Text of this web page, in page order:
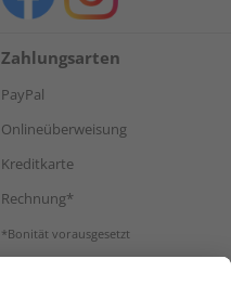
Zahlungsarten
PayPal
Onlineüberweisung
Kreditkarte
Rechnung*
*Bonität vorausgesetzt